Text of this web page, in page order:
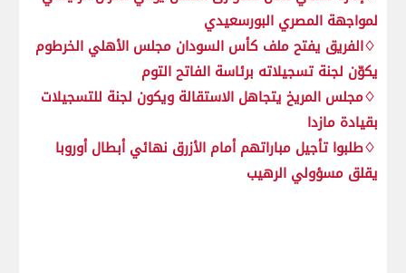
لمواجهة المصري البورسعيدي
♢الفريق يفتح ملف كأس السودان مجلس الأهلي الخرطوم
يكوّن لجنة تسجيلاته برئاسة الفاتح التوم
♢مجلس المريخ يتجاهل الاستقالة ويكون لجنة للتسجيلات
بقيادة مازدا
♢طلبوا تأجيل مباراتهم أمام الأزرق نهائي أبطال أوروبا
يقلق مسؤولي الرهيب